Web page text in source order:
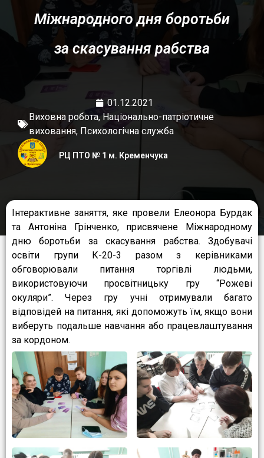
Міжнародного дня боротьби
за скасування рабства
01.12.2021
Виховна робота, Національно-патріотичне
виховання, Психологічна служба
РЦ ПТО № 1 м. Кременчука
Інтерактивне заняття, яке провели Елеонора Бурдак
та Антоніна Грінченко, присвячене Міжнародному
дню боротьби за скасування рабства. Здобувачі
освіти групи К-20-3 разом з керівниками
обговорювали питання торгівлі людьми,
використовуючи просвітницьку гру “Рожеві
окуляри”. Через гру учні отримували багато
відповідей на питання, які допоможуть їм, якщо вони
виберуть подальше навчання або працевлаштування
за кордоном.